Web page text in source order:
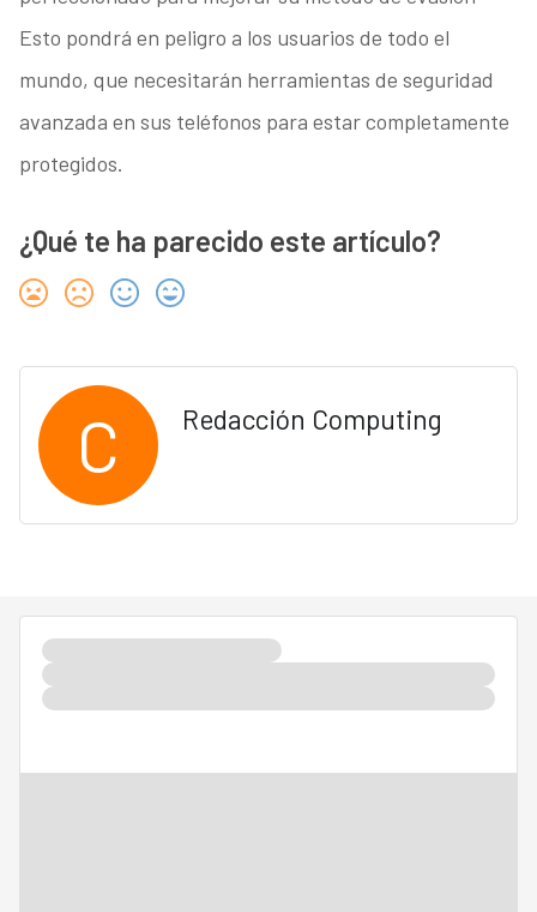
Esto pondrá en peligro a los usuarios de todo el
mundo, que necesitarán herramientas de seguridad
avanzada en sus teléfonos para estar completamente
protegidos.
¿Qué te ha parecido este artículo?
C Redacción Computing